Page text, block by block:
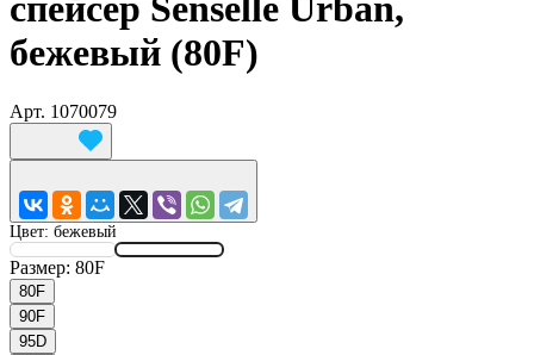
спейсер Senselle Urban,
бежевый (80F)
Арт. 1070079
Цвет: бежевый
Размер: 80F
80F
90F
95D